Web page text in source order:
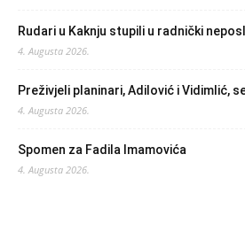
Rudari u Kaknju stupili u radnički
4. Augusta 2026.
Preživjeli planinari, Adilović i Vidimlić,
4. Augusta 2026.
Spomen za Fadila Imamovića
4. Augusta 2026.